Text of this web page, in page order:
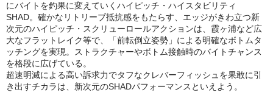
にバイトを釣果に変えていくハイピッチ・ハイスタビリティ
SHAD。確かなリトリーブ抵抗感をもたらす、エッジがきわ立つ新
次元のハイピッチ・スクリューロールアクションは、霞ヶ浦など広
大なフラットレイク等で、「前転倒立姿勢」による明確なボトムタ
ッチングを実現。ストラクチャーやボトム接触時のバイトチャンス
を格段に広げている。
超速明滅による高い訴求力でタフなクレバーフィッシュを果敢に引
き出すチカラは、新次元のSHADパフォーマンスといえよう。